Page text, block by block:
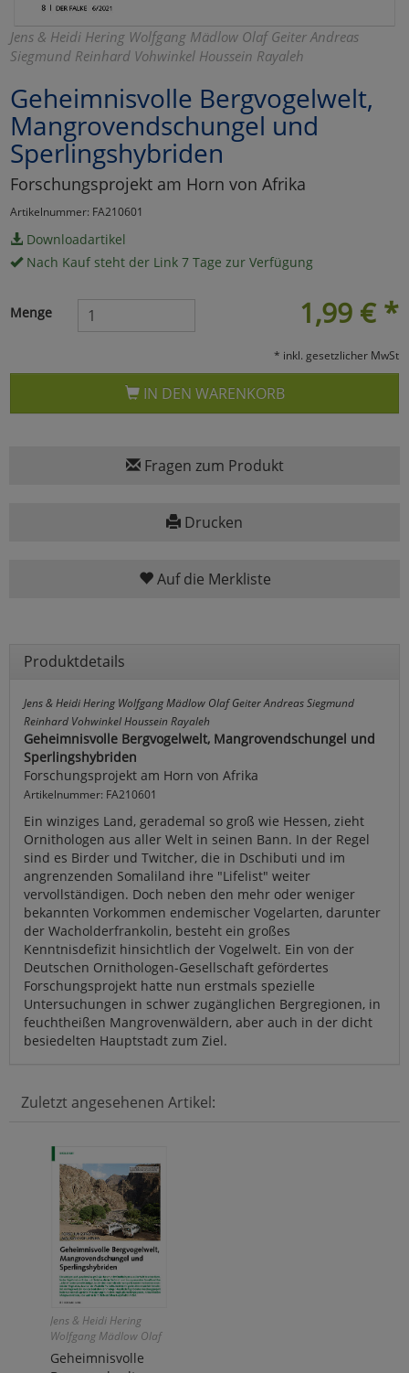
Jens & Heidi Hering Wolfgang Mädlow Olaf Geiter Andreas
Siegmund Reinhard Vohwinkel Houssein Rayaleh
Geheimnisvolle Bergvogelwelt,
Mangrovendschungel und
Sperlingshybriden
Forschungsprojekt am Horn von Afrika
Artikelnummer: FA210601
Downloadartikel
Nach Kauf steht der Link 7 Tage zur Verfügung
1,99 € *
Menge
* inkl. gesetzlicher MwSt
IN DEN WARENKORB
Fragen zum Produkt
Drucken
Auf die Merkliste
Produktdetails
Jens & Heidi Hering Wolfgang Mädlow Olaf Geiter Andreas Siegmund
Reinhard Vohwinkel Houssein Rayaleh
Geheimnisvolle Bergvogelwelt, Mangrovendschungel und
Sperlingshybriden
Forschungsprojekt am Horn von Afrika
Artikelnummer: FA210601
Ein winziges Land, gerademal so groß wie Hessen, zieht
Ornithologen aus aller Welt in seinen Bann. In der Regel
sind es Birder und Twitcher, die in Dschibuti und im
angrenzenden Somaliland ihre "Lifelist" weiter
vervollständigen. Doch neben den mehr oder weniger
bekannten Vorkommen endemischer Vogelarten, darunter
der Wacholderfrankolin, besteht ein großes
Kenntnisdefizit hinsichtlich der Vogelwelt. Ein von der
Deutschen Ornithologen-Gesellschaft gefördertes
Forschungsprojekt hatte nun erstmals spezielle
Untersuchungen in schwer zugänglichen Bergregionen, in
feuchtheißen Mangrovenwäldern, aber auch in der dicht
besiedelten Hauptstadt zum Ziel.
Zuletzt angesehenen Artikel:
Jens & Heidi Hering
Wolfgang Mädlow Olaf
Geiter Andreas
Siegmund Reinhard
Geheimnisvolle
Marketing
Umfragetools
Cookies
Alle Akzeptieren
Cookies
Einstellungen speichern